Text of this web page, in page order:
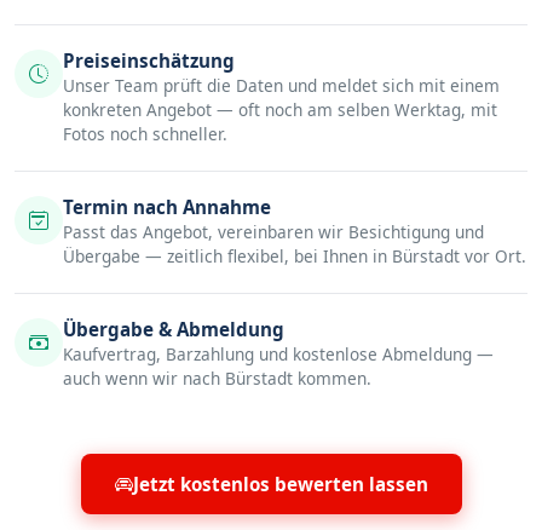
Preiseinschätzung
Unser Team prüft die Daten und meldet sich mit einem
konkreten Angebot — oft noch am selben Werktag, mit
Fotos noch schneller.
Termin nach Annahme
Passt das Angebot, vereinbaren wir Besichtigung und
Übergabe — zeitlich flexibel, bei Ihnen in Bürstadt vor Ort.
Übergabe & Abmeldung
Kaufvertrag, Barzahlung und kostenlose Abmeldung —
auch wenn wir nach Bürstadt kommen.
Jetzt kostenlos bewerten lassen